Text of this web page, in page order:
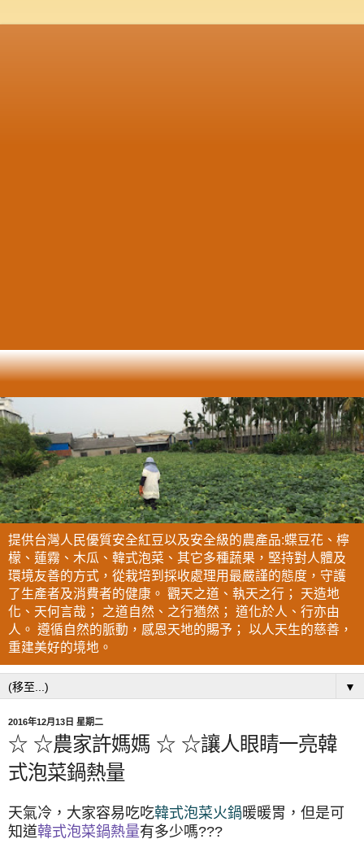
提供台灣人民優質安全紅豆以及安全級的農產品:蝶豆花、檸
檬、蓮霧、木瓜、韓式泡菜、其它多種蔬果，堅持對人體及
環境友善的方式，從栽培到採收處理用最嚴謹的態度，守護
了生產者及消費者的健康。 觀天之道、執天之行； 天造地
化、天何言哉； 之道自然、之行猶然； 道化於人、行亦由
人。 遵循自然的脈動，感恩天地的賜予； 以人天生的慈善，
重建美好的境地。
▼
2016年12月13日 星期二
☆ ☆農家許媽媽 ☆ ☆讓人眼睛一亮韓
式泡菜鍋熱量
天氣冷，大家容易吃吃韓式泡菜火鍋暖暖胃，但是可
知道韓式泡菜鍋熱量有多少嗎???